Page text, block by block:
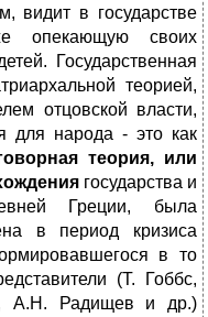
видит в государстве
опекающую своих
Государственная
теорией,
отцовской власти,
для народа - это как
теория, или
государства и
Греции, была
в период кризиса
в то
(Т. Гоббс,
А.Н. Радищев и др.)